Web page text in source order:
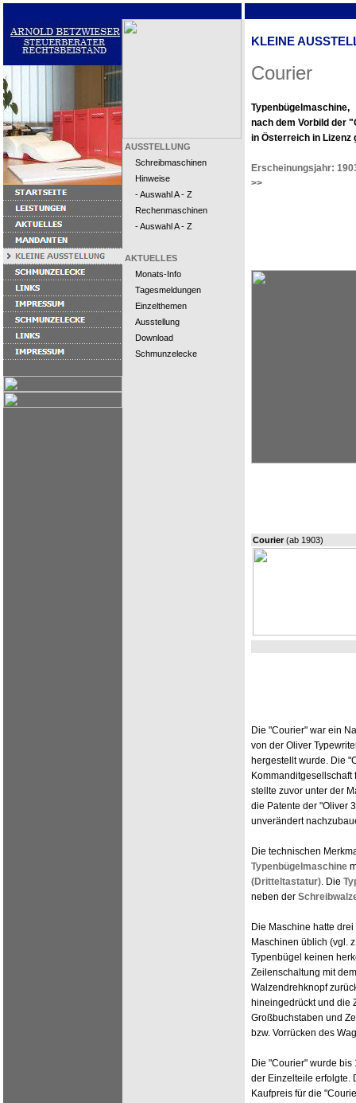
AUSSTELLUNG
Schreibmaschinen
Hinweise
- Auswahl A - Z
Rechenmaschinen
- Auswahl A - Z
AKTUELLES
Monats-Info
Tagesmeldungen
Einzelthemen
Ausstellung
Download
Schmunzelecke
KLEINE
Courier
Typenbügelmaschine,
nach dem Vorbild der
in Österreich in Lizenz
Erscheinungsjahr:
>>
Courier(ab 1903)
Die "Courier" war ein
von der Oliver
hergestellt wurde. Die
stellte zuvor unter der
die Patente der "Oliver
unverändert
Die technischen
Typenbügelmaschine
(Dritteltastatur). Die
neben der
Die Maschine hatte
Maschinen üblich (vgl.
Typenbügel keinen
Zeilenschaltung mit
Walzendrehknopf
hineingedrückt und die
Großbuchstaben und
bzw. Vorrücken des
Die "Courier" wurde
der Einzelteile erfolgte.
Kaufpreis für die